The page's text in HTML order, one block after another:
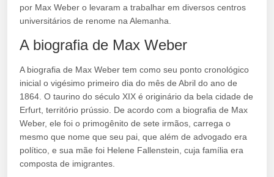
por Max Weber o levaram a trabalhar em diversos centros
universitários de renome na Alemanha.
A biografia de Max Weber
A biografia de Max Weber tem como seu ponto cronológico
inicial o vigésimo primeiro dia do mês de Abril do ano de
1864. O taurino do século XIX é originário da bela cidade de
Erfurt, território prússio. De acordo com a biografia de Max
Weber, ele foi o primogênito de sete irmãos, carrega o
mesmo que nome que seu pai, que além de advogado era
político, e sua mãe foi Helene Fallenstein, cuja família era
composta de imigrantes.